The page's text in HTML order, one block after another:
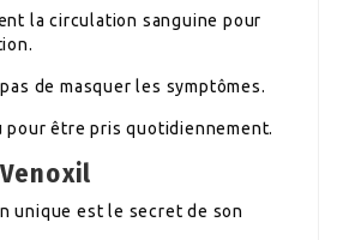
la circulation sanguine pour
de masquer les symptômes.
pour être pris quotidiennement.
unique est le secret de son